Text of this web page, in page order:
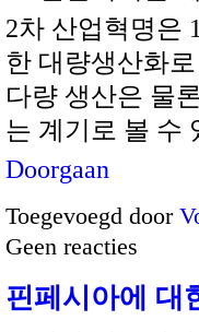
2차 산업혁명은
한 대량생산화
다량 생산은 물
는 계기로 볼 수
Doorgaan
Toegevoegd door
Geen reacties
핀페시아에 대